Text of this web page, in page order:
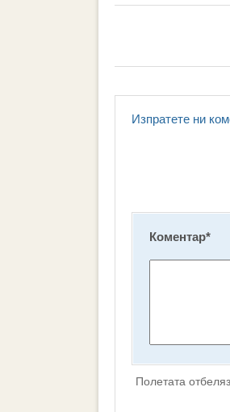
Изпратете ни
Коментар*
Полетата